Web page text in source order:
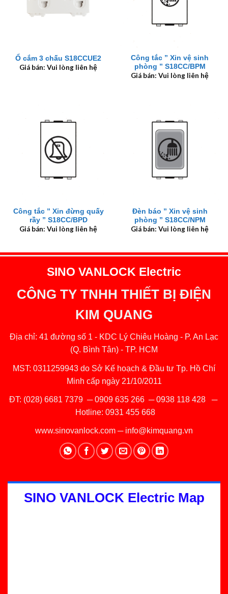
Ổ cắm 3 chấu S18CCUE2
Giá bán: Vui lòng liên hệ
Công tắc ” Xin vệ sinh
phòng ” S18CC/BPM
Giá bán: Vui lòng liên hệ
Công tắc ” Xin đừng quấy
rầy ” S18CC/BPD
Giá bán: Vui lòng liên hệ
Đèn báo ” Xin vệ sinh
phòng ” S18CC/NPM
Giá bán: Vui lòng liên hệ
SINO VANLOCK Electric
CÔNG TY TNHH THIẾT BỊ ĐIỆN
KIM QUANG
Địa chỉ: 41 đường số 1 - KDC Lý Chiêu Hoàng - P. An Lạc
(Q. Bình Tân) - TP. HCM
MST: 0311259943 do Sở Kế hoạch & Đầu tư Tp. Hồ Chí
Minh cấp ngày 21/10/2011
ĐT: (028) 6681 7379 ─0909 635 266─0938 118 428─
Hotline: 0931 455 668
www.sinovanlock.com ─ info@kimquang.vn
SINO VANLOCK Electric Map